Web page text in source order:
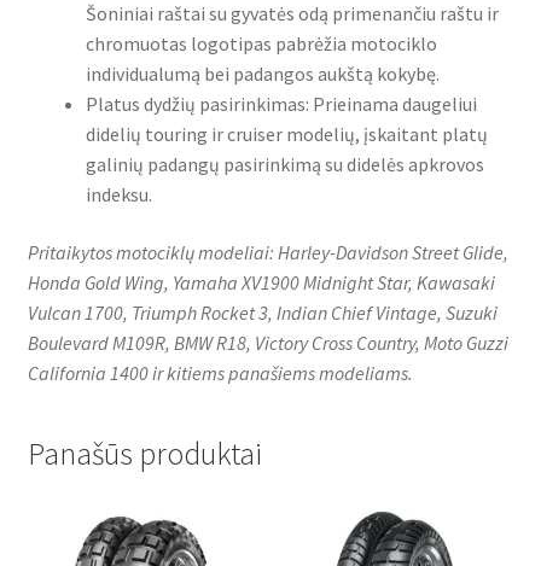
Šoniniai raštai su gyvatės odą primenančiu raštu ir
chromuotas logotipas pabrėžia motociklo
individualumą bei padangos aukštą kokybę.
Platus dydžių pasirinkimas: Prieinama daugeliui
didelių touring ir cruiser modelių, įskaitant platų
galinių padangų pasirinkimą su didelės apkrovos
indeksu.
Pritaikytos motociklų modeliai: Harley-Davidson Street Glide,
Honda Gold Wing, Yamaha XV1900 Midnight Star, Kawasaki
Vulcan 1700, Triumph Rocket 3, Indian Chief Vintage, Suzuki
Boulevard M109R, BMW R18, Victory Cross Country, Moto Guzzi
California 1400 ir kitiems panašiems modeliams.
Panašūs produktai